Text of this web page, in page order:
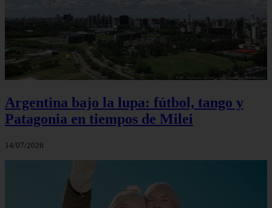
Argentina bajo la lupa: fútbol, tango y
Patagonia en tiempos de Milei
14/07/2026